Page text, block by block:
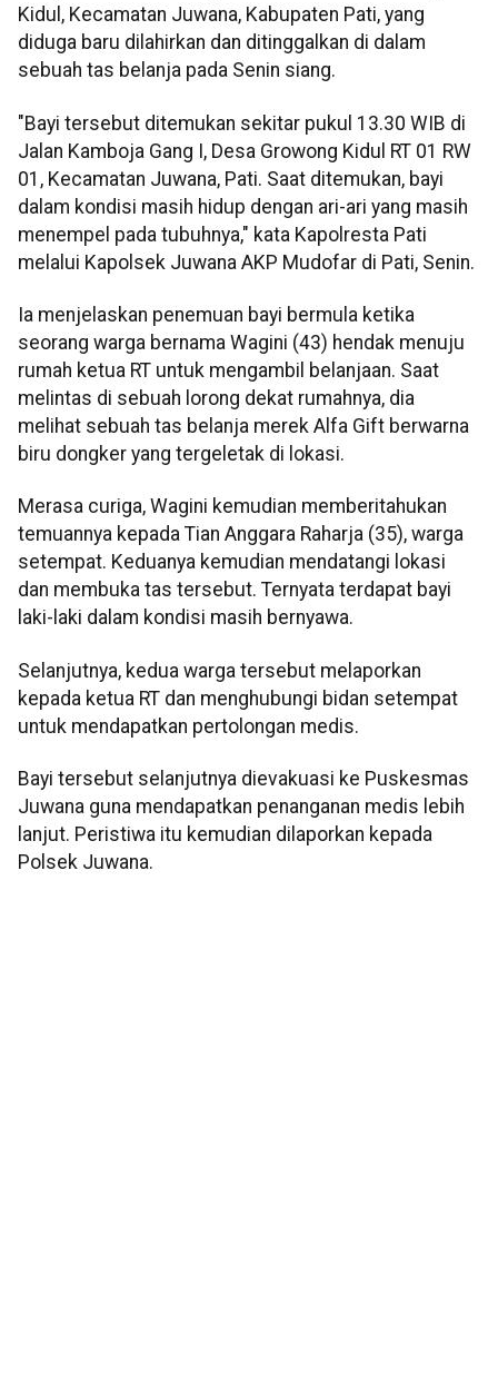
Kidul, Kecamatan Juwana, Kabupaten Pati, yang
diduga baru dilahirkan dan ditinggalkan di dalam
sebuah tas belanja pada Senin siang.
"Bayi tersebut ditemukan sekitar pukul 13.30 WIB di
Jalan Kamboja Gang I, Desa Growong Kidul RT 01 RW
01, Kecamatan Juwana, Pati. Saat ditemukan, bayi
dalam kondisi masih hidup dengan ari-ari yang masih
menempel pada tubuhnya," kata Kapolresta Pati
melalui Kapolsek Juwana AKP Mudofar di Pati, Senin.
Ia menjelaskan penemuan bayi bermula ketika
seorang warga bernama Wagini (43) hendak menuju
rumah ketua RT untuk mengambil belanjaan. Saat
melintas di sebuah lorong dekat rumahnya, dia
melihat sebuah tas belanja merek Alfa Gift berwarna
biru dongker yang tergeletak di lokasi.
Merasa curiga, Wagini kemudian memberitahukan
temuannya kepada Tian Anggara Raharja (35), warga
setempat. Keduanya kemudian mendatangi lokasi
dan membuka tas tersebut. Ternyata terdapat bayi
laki-laki dalam kondisi masih bernyawa.
Selanjutnya, kedua warga tersebut melaporkan
kepada ketua RT dan menghubungi bidan setempat
untuk mendapatkan pertolongan medis.
Bayi tersebut selanjutnya dievakuasi ke Puskesmas
Juwana guna mendapatkan penanganan medis lebih
lanjut. Peristiwa itu kemudian dilaporkan kepada
Polsek Juwana.